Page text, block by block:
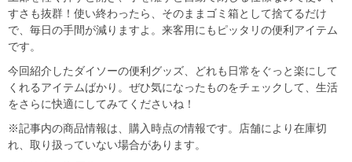
すさも抜群！使い終わったら、そのままゴミ箱として捨てるだけ
で、毎日の手間が減りますよ。来客用にもピッタリの便利アイテム
です。
今回紹介したダイソーの便利グッズ、どれも日常をぐっと楽にして
くれるアイテムばかり。ぜひ気になったものをチェックして、生活
をさらに快適にしてみてくださいね！
※記事内の商品情報は、購入時点の情報です。店舗により在庫切
れ、取り扱っていない場合があります。